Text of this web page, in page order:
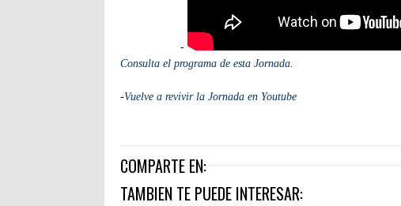
-
Consulta el programa de esta Jornada
-Vuelve a revivir la Jornada en Youtube
COMPARTE EN:
TAMBIEN TE PUEDE INTERESAR: